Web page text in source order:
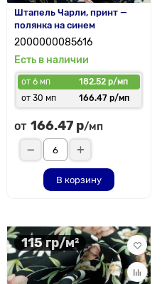
Штапель Чарли, принт —
полянка на синем
2000000085616
Есть в наличии
от 6 мп
182.52 р/мп
от 30 мп
166.47 р/мп
от 166.47 р/мп
В корзину
115 гр/м²